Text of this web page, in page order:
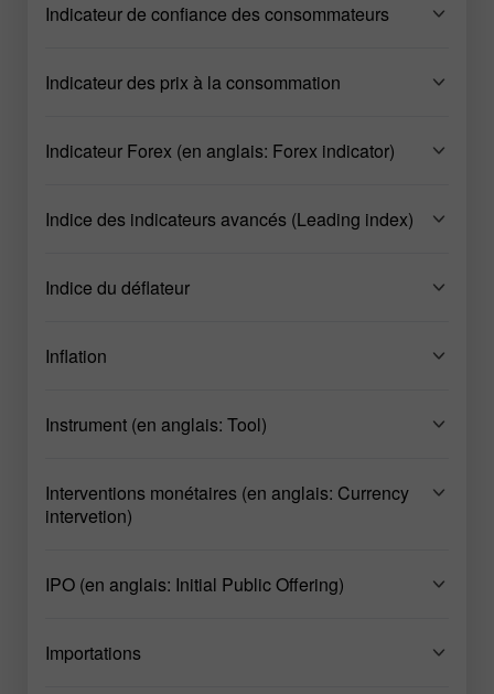
Indicateur de confiance des consommateurs
Indicateur des prix à la consommation
Indicateur Forex (en anglais: Forex indicator)
Indice des indicateurs avancés (Leading index)
Indice du déflateur
Inflation
Instrument (en anglais: Tool)
Interventions monétaires (en anglais: Currency
intervetion)
IPO (en anglais: Initial Public Offering)
Importations